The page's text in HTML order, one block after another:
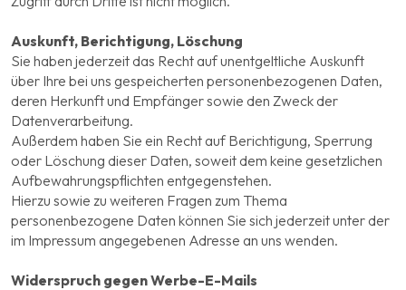
Auskunft, Berichtigung, Löschung
Sie haben jederzeit das Recht auf unentgeltliche Auskunft
über Ihre bei uns gespeicherten personenbezogenen Daten,
deren Herkunft und Empfänger sowie den Zweck der
Datenverarbeitung.
Außerdem haben Sie ein Recht auf Berichtigung, Sperrung
oder Löschung dieser Daten, soweit dem keine gesetzlichen
Aufbewahrungspflichten entgegenstehen.
Hierzu sowie zu weiteren Fragen zum Thema
personenbezogene Daten können Sie sich jederzeit unter der
im Impressum angegebenen Adresse an uns wenden.
Widerspruch gegen Werbe-E-Mails